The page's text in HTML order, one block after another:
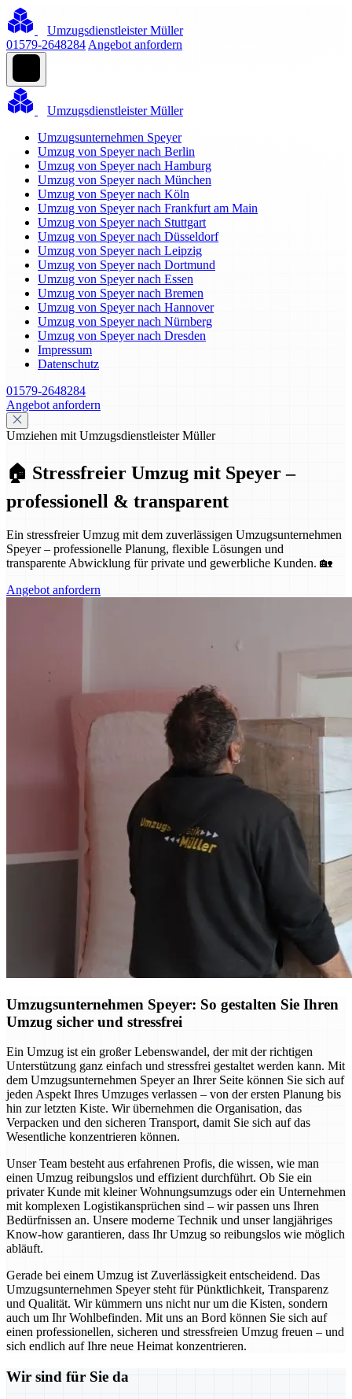
Umzugsdienstleister Müller
01579-2648284 Angebot anfordern
Umzugsdienstleister Müller
Umzugsunternehmen Speyer
Umzug von Speyer nach Berlin
Umzug von Speyer nach Hamburg
Umzug von Speyer nach München
Umzug von Speyer nach Köln
Umzug von Speyer nach Frankfurt am Main
Umzug von Speyer nach Stuttgart
Umzug von Speyer nach Düsseldorf
Umzug von Speyer nach Leipzig
Umzug von Speyer nach Dortmund
Umzug von Speyer nach Essen
Umzug von Speyer nach Bremen
Umzug von Speyer nach Hannover
Umzug von Speyer nach Nürnberg
Umzug von Speyer nach Dresden
Impressum
Datenschutz
01579-2648284
Angebot anfordern
Umziehen mit Umzugsdienstleister Müller
🏠 Stressfreier Umzug mit Speyer –
professionell & transparent
Ein stressfreier Umzug mit dem zuverlässigen Umzugsunternehmen
Speyer – professionelle Planung, flexible Lösungen und
transparente Abwicklung für private und gewerbliche Kunden. 🏡
Angebot anfordern
Umzugsunternehmen Speyer: So gestalten Sie Ihren
Umzug sicher und stressfrei
Ein Umzug ist ein großer Lebenswandel, der mit der richtigen
Unterstützung ganz einfach und stressfrei gestaltet werden kann. Mit
dem Umzugsunternehmen Speyer an Ihrer Seite können Sie sich auf
jeden Aspekt Ihres Umzuges verlassen – von der ersten Planung bis
hin zur letzten Kiste. Wir übernehmen die Organisation, das
Verpacken und den sicheren Transport, damit Sie sich auf das
Wesentliche konzentrieren können.
Unser Team besteht aus erfahrenen Profis, die wissen, wie man
einen Umzug reibungslos und effizient durchführt. Ob Sie ein
privater Kunde mit kleiner Wohnungsumzugs oder ein Unternehmen
mit komplexen Logistikansprüchen sind – wir passen uns Ihren
Bedürfnissen an. Unsere moderne Technik und unser langjähriges
Know-how garantieren, dass Ihr Umzug so reibungslos wie möglich
abläuft.
Gerade bei einem Umzug ist Zuverlässigkeit entscheidend. Das
Umzugsunternehmen Speyer steht für Pünktlichkeit, Transparenz
und Qualität. Wir kümmern uns nicht nur um die Kisten, sondern
auch um Ihr Wohlbefinden. Mit uns an Bord können Sie sich auf
einen professionellen, sicheren und stressfreien Umzug freuen – und
sich endlich auf Ihre neue Heimat konzentrieren.
Wir sind für Sie da